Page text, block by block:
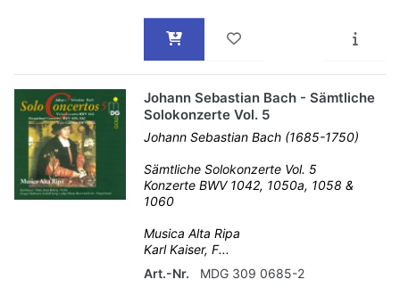
Johann Sebastian Bach - Sämtliche
Solokonzerte Vol. 5
Johann Sebastian Bach (1685-1750)
Sämtliche Solokonzerte Vol. 5
Konzerte BWV 1042, 1050a, 1058 &
1060
Musica Alta Ripa
Karl Kaiser, F...
Art.-Nr.
MDG 309 0685-2